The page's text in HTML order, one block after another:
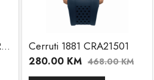
Cerruti 1881 CRA118SBR02BKP Cerruti 1881 CRA21501
280.00 KM 468.00KM